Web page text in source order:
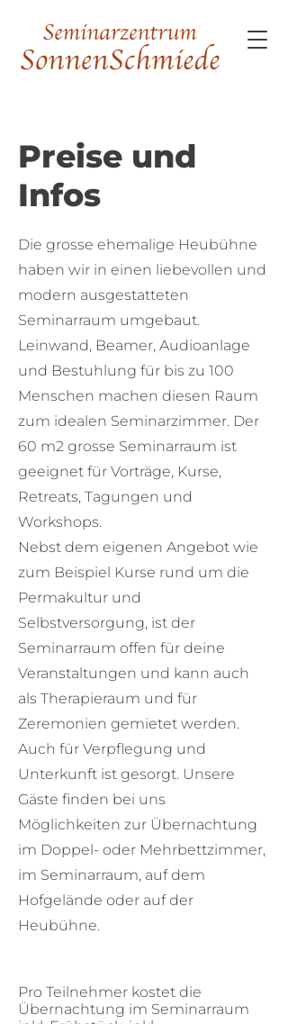
Preise und
Infos
Die grosse ehemalige Heubühne
haben wir in einen liebevollen und
modern ausgestatteten
Seminarraum umgebaut.
Leinwand, Beamer, Audioanlage
und Bestuhlung für bis zu 100
Menschen machen diesen Raum
zum idealen Seminarzimmer. Der
60 m2 grosse Seminarraum ist
geeignet für Vorträge, Kurse,
Retreats, Tagungen und
Workshops.
Nebst dem eigenen Angebot wie
zum Beispiel Kurse rund um die
Permakultur und
Selbstversorgung, ist der
Seminarraum offen für deine
Veranstaltungen und kann auch
als Therapieraum und für
Zeremonien gemietet werden.
Auch für Verpflegung und
Unterkunft ist gesorgt. Unsere
Gäste finden bei uns
Möglichkeiten zur Übernachtung
im Doppel- oder Mehrbettzimmer,
im Seminarraum, auf dem
Hofgelände oder auf der
Heubühne.
Pro Teilnehmer kostet die
Übernachtung im Seminarraum